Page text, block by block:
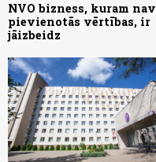
NVO bizness, kuram nav
pievienotās vērtības, ir
jāizbeidz